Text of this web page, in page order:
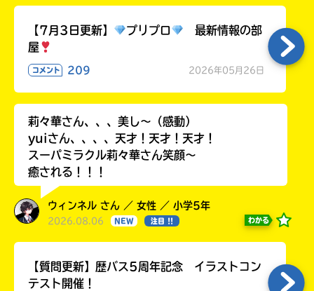
【7月3日更新】 プリプロ
最新情報の部
屋
コメント 209 2026年05月26日
莉々華さん、、、美し〜（感動）
yuiさん、、、、天才！天才！天才！
スーパミラクル莉々華さん笑顔〜
癒される！！！
ウィンネル さん ／ 女性 ／ 小学5年
2026.08.06 NEW 注目 !! わかる
【質問更新】歴バス5周年記念 イラストコン
テスト開催！
て